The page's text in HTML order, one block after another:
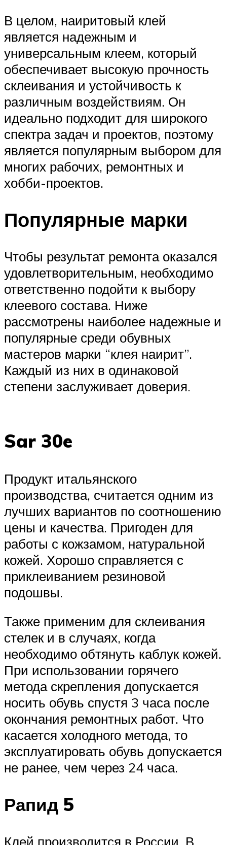
В целом, наиритовый клей
является надежным и
универсальным клеем, который
обеспечивает высокую прочность
склеивания и устойчивость к
различным воздействиям. Он
идеально подходит для широкого
спектра задач и проектов, поэтому
является популярным выбором для
многих рабочих, ремонтных и
хобби-проектов.
Популярные марки
Чтобы результат ремонта оказался
удовлетворительным, необходимо
ответственно подойти к выбору
клеевого состава. Ниже
рассмотрены наиболее надежные и
популярные среди обувных
мастеров марки “клея наирит”.
Каждый из них в одинаковой
степени заслуживает доверия.
Sar 30e
Продукт итальянского
производства, считается одним из
лучших вариантов по соотношению
цены и качества. Пригоден для
работы с кожзамом, натуральной
кожей. Хорошо справляется с
приклеиванием резиновой
подошвы.
Также применим для склеивания
стелек и в случаях, когда
необходимо обтянуть каблук кожей.
При использовании горячего
метода скрепления допускается
носить обувь спустя 3 часа после
окончания ремонтных работ. Что
касается холодного метода, то
эксплуатировать обувь допускается
не ранее, чем через 24 часа.
Рапид 5
Клей производится в России. В